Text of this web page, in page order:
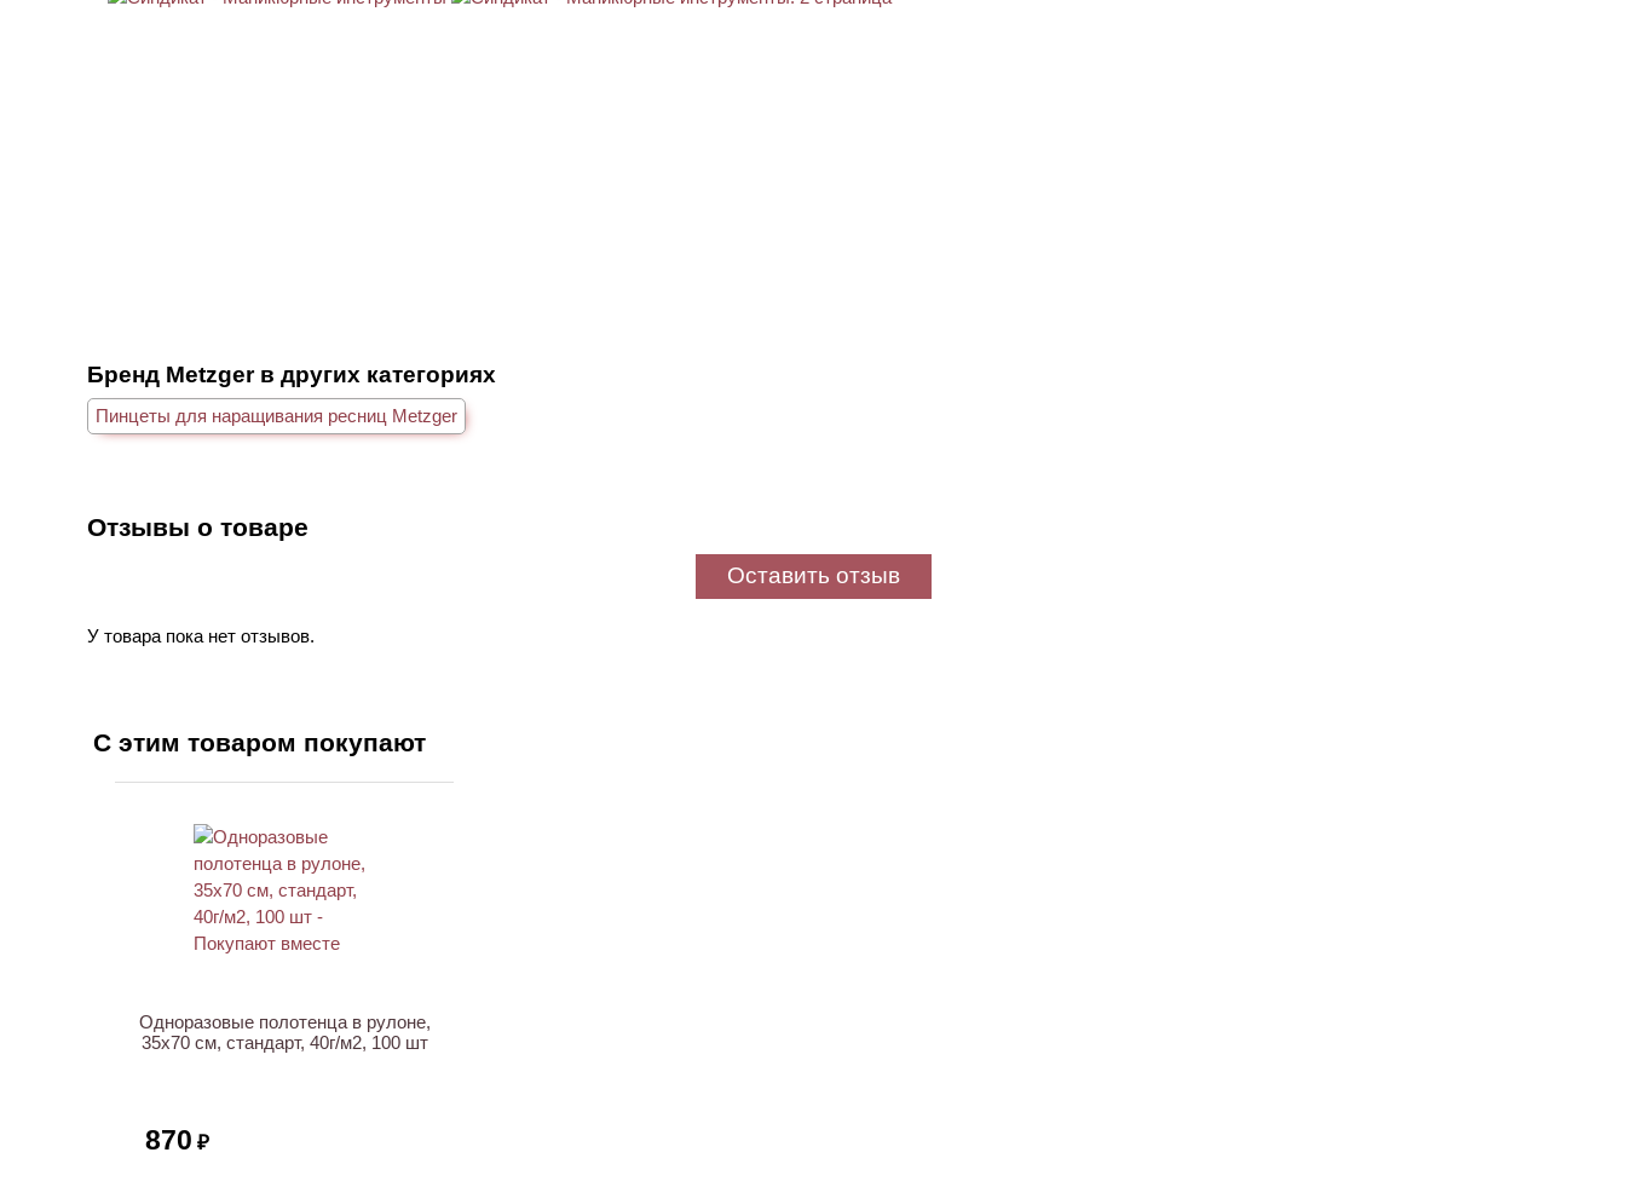
Бренд Metzger в других категориях
Пинцеты для наращивания ресниц Metzger
Отзывы о товаре
Оставить отзыв
У товара пока нет отзывов.
С этим товаром покупают
Одноразовые полотенца в рулоне,
35х70 см, стандарт, 40г/м2, 100 шт
870 ₽